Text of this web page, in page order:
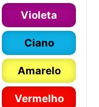
Violeta
Ciano
Amarelo
Vermelho